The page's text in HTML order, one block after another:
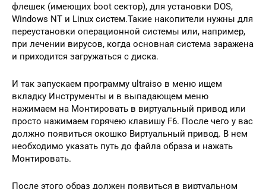
флешек (имеющих boot сектор), для установки DOS,
Windows NT и Linux систем.Такие накопители нужны для
переустановки операционной системы или, например,
при лечении вирусов, когда основная система заражена
и приходится загружаться с диска.
И так запускаем программу ultraiso в меню ищем
вкладку Инструменты и в выпадающем меню
нажимаем на Монтировать в виртуальный привод или
просто нажимаем горячею клавишу F6. После чего у вас
должно появиться окошко Виртуальный привод. В нем
необходимо указать путь до файла образа и нажать
Монтировать.
После этого образ должен появиться в виртуальном